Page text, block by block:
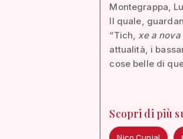
Montegrappa,
Il quale,
“Tich, xe a
attualità, i
cose belle di
Scopri di più
Nico Cunial